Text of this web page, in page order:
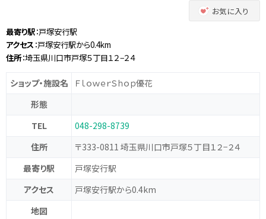
お気に入り
最寄り駅：戸塚安行駅
アクセス ：戸塚安行駅から0.4km
住所：埼玉県川口市戸塚５丁目１２−２４
ショップ・施設名
ＦｌｏｗｅｒＳｈｏｐ優花
形態
TEL
048-298-8739
住所
〒333-0811 埼玉県川口市戸塚５丁目１２−２４
最寄り駅
戸塚安行駅
アクセス
戸塚安行駅から0.4km
地図